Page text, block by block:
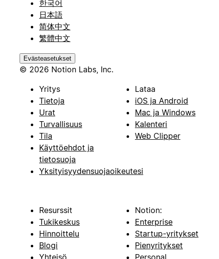
한국어
日本語
简体中文
繁體中文
Evästeasetukset
© 2026 Notion Labs, Inc.
Yritys
Tietoja
Urat
Turvallisuus
Tila
Käyttöehdot ja
tietosuoja
Yksityisyydensuojaoikeutesi
Lataa
iOS ja Android
Mac ja Windows
Kalenteri
Web Clipper
Resurssit
Tukikeskus
Hinnoittelu
Blogi
Notion:
Enterprise
Startup-yritykset
Pienyritykset